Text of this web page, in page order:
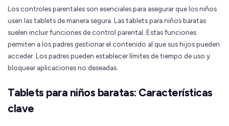
Los controles parentales son esenciales para asegurar que los niños
usen las tablets de manera segura. Las tablets para niños baratas
suelen incluir funciones de control parental. Estas funciones
permiten a los padres gestionar el contenido al que sus hijos pueden
acceder. Los padres pueden establecer límites de tiempo de uso y
bloquear aplicaciones no deseadas.
Tablets para niños baratas: Características
clave